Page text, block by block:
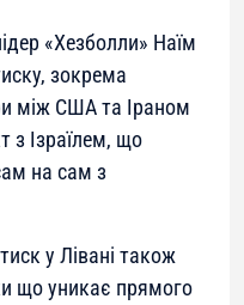
«Хезболли» Наїм
зокрема
між США та Іраном
з Ізраїлем, що
на сам з
у Лівані також
що уникає прямого